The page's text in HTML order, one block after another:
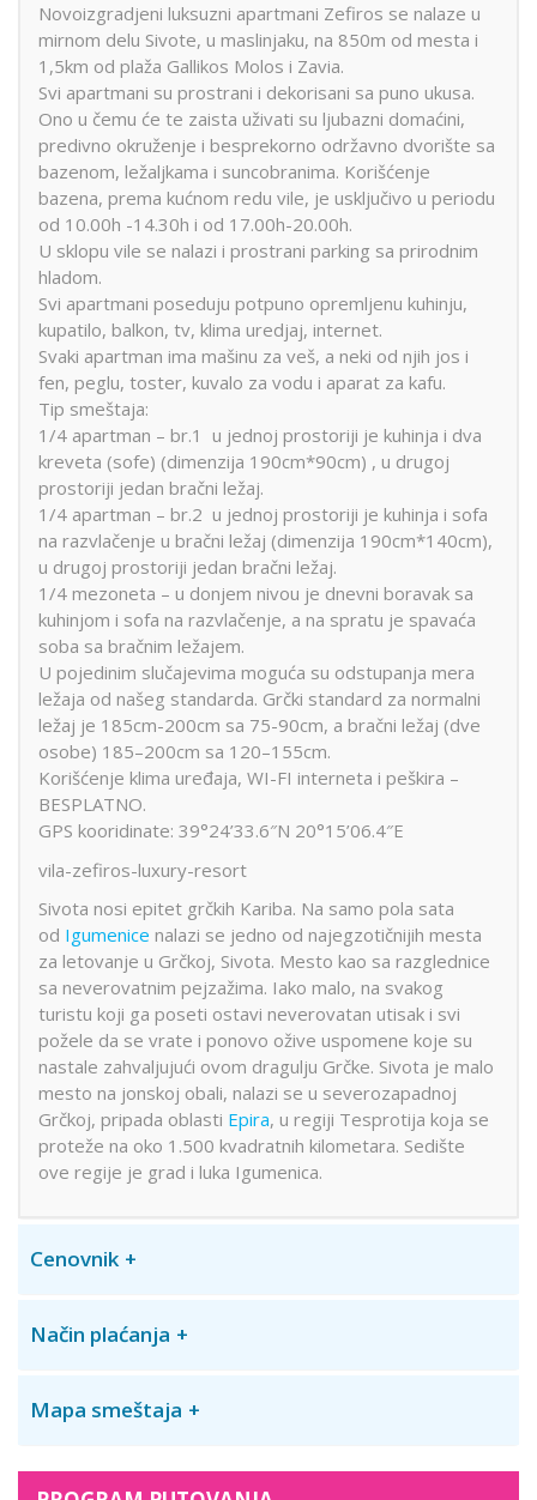
Novoizgradjeni luksuzni apartmani Zefiros se nalaze u
mirnom delu Sivote, u maslinjaku, na 850m od mesta i
1,5km od plaža Gallikos Molos i Zavia.
Svi apartmani su prostrani i dekorisani sa puno ukusa.
Ono u čemu će te zaista uživati su ljubazni domaćini,
predivno okruženje i besprekorno održavno dvorište sa
bazenom, ležaljkama i suncobranima. Korišćenje
bazena, prema kućnom redu vile, je usključivo u periodu
od 10.00h -14.30h i od 17.00h-20.00h.
U sklopu vile se nalazi i prostrani parking sa prirodnim
hladom.
Svi apartmani poseduju potpuno opremljenu kuhinju,
kupatilo, balkon, tv, klima uredjaj, internet.
Svaki apartman ima mašinu za veš, a neki od njih jos i
fen, peglu, toster, kuvalo za vodu i aparat za kafu.
Tip smeštaja:
1/4 apartman – br.1 u jednoj prostoriji je kuhinja i dva
kreveta (sofe) (dimenzija 190cm*90cm) , u drugoj
prostoriji jedan bračni ležaj.
1/4 apartman – br.2 u jednoj prostoriji je kuhinja i sofa
na razvlačenje u bračni ležaj (dimenzija 190cm*140cm),
u drugoj prostoriji jedan bračni ležaj.
1/4 mezoneta – u donjem nivou je dnevni boravak sa
kuhinjom i sofa na razvlačenje, a na spratu je spavaća
soba sa bračnim ležajem.
U pojedinim slučajevima moguća su odstupanja mera
ležaja od našeg standarda. Grčki standard za normalni
ležaj je 185cm-200cm sa 75-90cm, a bračni ležaj (dve
osobe) 185–200cm sa 120–155cm.
Korišćenje klima uređaja, WI-FI interneta i peškira –
BESPLATNO.
GPS kooridinate: 39°24’33.6″N 20°15’06.4″E
vila-zefiros-luxury-resort
Sivota nosi epitet grčkih Kariba. Na samo pola sata
od Igumenice nalazi se jedno od najegzotičnijih mesta
za letovanje u Grčkoj, Sivota. Mesto kao sa razglednice
sa neverovatnim pejzažima. Iako malo, na svakog
turistu koji ga poseti ostavi neverovatan utisak i svi
požele da se vrate i ponovo ožive uspomene koje su
nastale zahvaljujući ovom dragulju Grčke. Sivota je malo
mesto na jonskoj obali, nalazi se u severozapadnoj
Grčkoj, pripada oblasti Epira, u regiji Tesprotija koja se
proteže na oko 1.500 kvadratnih kilometara. Sedište
ove regije je grad i luka Igumenica.
Cenovnik
Način plaćanja
Mapa smeštaja